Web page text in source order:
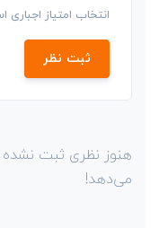
انتخاب امتیاز اجباری
ثبت نظر
هنوز نظری ثبت نشده
می‌دهد!